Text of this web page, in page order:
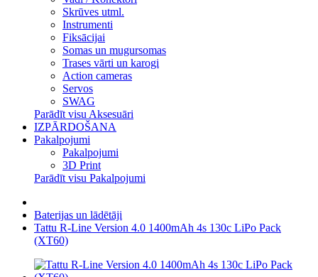
Skrūves utml.
Instrumenti
Fiksācijai
Somas un mugursomas
Trases vārti un karogi
Action cameras
Servos
SWAG
Parādīt visu Aksesuāri
IZPĀRDOŠANA
Pakalpojumi
Pakalpojumi
3D Print
Parādīt visu Pakalpojumi
Baterijas un lādētāji
Tattu R-Line Version 4.0 1400mAh 4s 130c LiPo Pack
(XT60)